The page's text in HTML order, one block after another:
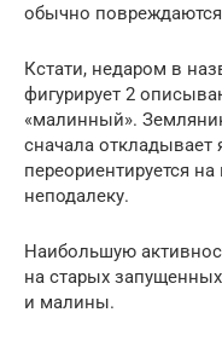
обычно
Кстати, недаром в
фигурирует 2
«малинный».
сначала откладывает
переориентируется
неподалеку.
Наибольшую
на старых
и малины.